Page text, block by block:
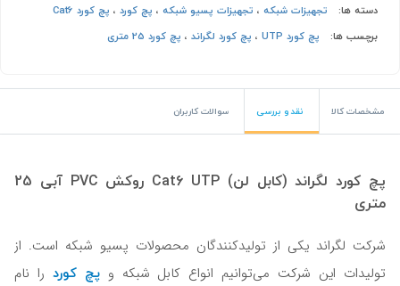
دسته ها:
تجهیزات شبکه، تجهیزات پسیو شبکه، پچ کورد، پچ کورد Cat6
برچسب ها:
پچ کورد UTP ، پچ کورد لگراند، پچ کورد 25 متری
مشخصات کالا نقد و بررسی سوالات کاربران
پچ کورد لگراند (کابل لن) Cat6 UTP روکش PVC آبی 25
متری
شرکت لگراند یکی از تولیدکنندگان محصولات پسیو شبکه است. از
تولیدات این شرکت می‌توانیم انواع کابل شبکه و پچ کوردرا نام